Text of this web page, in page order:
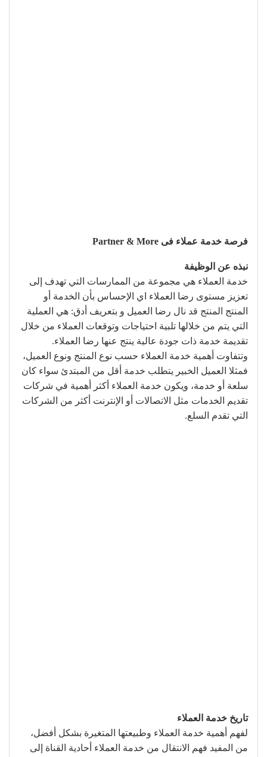
فرصة خدمة عملاء فى Partner & More
نبذه عن الوظيفة
خدمة العملاء هي مجموعة من الممارسات التي تهدف إلى
تعزيز مستوى رضا العملاء اي الإحساس بأن الخدمة أو
المنتج المنتج قد نال رضا العميل و بتعريف أدق: هي العملية
التي يتم من خلالها تلبية احتياجات وتوقعات العملاء من خلال
تقديمة خدمة ذات جودة عالية ينتج عنها رضا العملاء.
وتتفاوت أهمية خدمة العملاء حسب نوع المنتج ونوع العميل،
فمثلا العميل الخبير يتطلب خدمة أقل من المبتدئ سواء كان
سلعة أو خدمة، ويكون خدمة العملاء أكثر أهمية في شركات
تقديم الخدمات مثل الاتصالات أو الإنترنت أكثر من الشركات
التي تقدم السلع.
تاريخ خدمة العملاء
لفهم أهمية خدمة العملاء وطبيعتها المتغيرة بشكل أفضل،
من المفيد فهم الانتقال من خدمة العملاء أحادية القناة إلى